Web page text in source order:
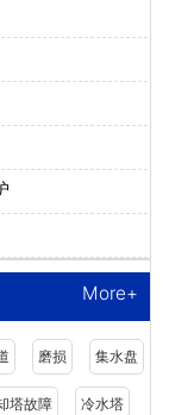
More+
磨损 集水盘
塔故障 冷水塔